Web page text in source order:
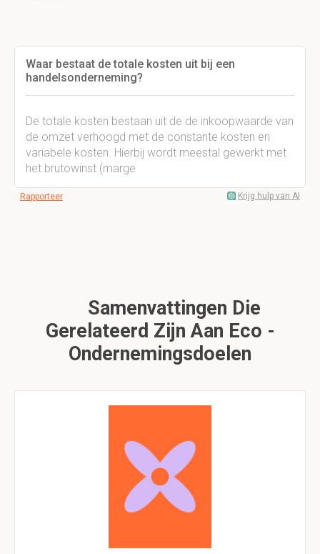
Waar bestaat de totale kosten uit bij een
handelsonderneming?
De totale kosten bestaan uit de de inkoopwaarde van
de omzet verhoogd met de constante kosten en
variabele kosten. Hierbij wordt meestal gewerkt met
het brutowinst (marge
Rapporteer Krijg hulp van AI
Samenvattingen Die
Gerelateerd Zijn Aan Eco -
Ondernemingsdoelen